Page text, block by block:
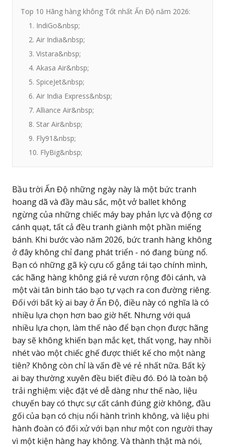
Top 10 Hãng hàng không Tốt nhất Ấn Độ năm 2026:
1. IndiGo&nbsp;
2. Air India&nbsp;
3. Vistara&nbsp;
4. Akasa Air&nbsp;
5. SpiceJet&nbsp;
6. Air India Express&nbsp;
7. Alliance Air&nbsp;
8. Star Air&nbsp;
9. Fly91&nbsp;
10. FlyBig&nbsp;
Bầu trời Ấn Độ những ngày này là một bức tranh
hoang dã và đầy màu sắc, một vở ballet không
ngừng của những chiếc máy bay phản lực và động cơ
cánh quạt, tất cả đều tranh giành một phần miếng
bánh. Khi bước vào năm 2026, bức tranh hàng không
ở đây không chỉ đang phát triển - nó đang bùng nổ.
Bạn có những gã kỳ cựu cố gắng tái tạo chính mình,
các hãng hàng không giá rẻ vươn rộng đôi cánh, và
một vài tân binh táo bạo tự vạch ra con đường riêng.
Đối với bất kỳ ai bay ở Ấn Độ, điều này có nghĩa là có
nhiều lựa chọn hơn bao giờ hết. Nhưng với quá
nhiều lựa chọn, làm thế nào để bạn chọn được hãng
bay sẽ không khiến bạn mắc kẹt, thất vọng, hay nhồi
nhét vào một chiếc ghế được thiết kế cho một nàng
tiên? Không còn chỉ là vấn đề vé rẻ nhất nữa. Bất kỳ
ai bay thường xuyên đều biết điều đó. Đó là toàn bộ
trải nghiệm: việc đặt vé dễ dàng như thế nào, liệu
chuyến bay có thực sự cất cánh đúng giờ không, đầu
gối của bạn có chịu nổi hành trình không, và liệu phi
hành đoàn có đối xử với bạn như một con người thay
vì một kiện hàng hay không. Và thành thật mà nói,